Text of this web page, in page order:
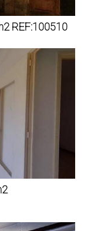
REF:100510